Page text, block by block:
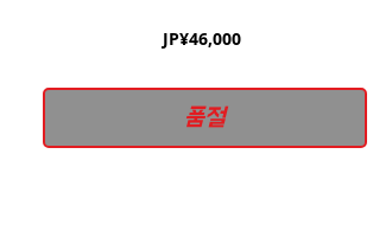
JP¥46,000가
품절